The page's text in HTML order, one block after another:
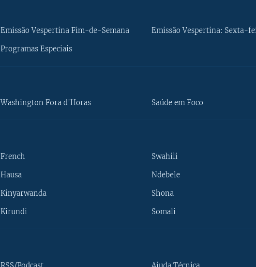
Emissão Vespertina Fim-de-Semana
Programas Especiais
Emissão Vespertina: Sexta-
Washington Fora d'Horas Saúde em Foco
French
Hausa
Kinyarwanda
Kirundi
Swahili
Ndebele
Shona
Somali